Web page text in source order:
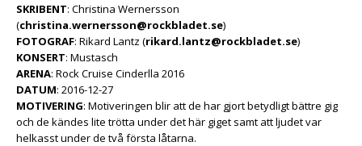
SKRIBENT: Christina Wernersson
(christina.wernersson@rockbladet.se)
FOTOGRAF: Rikard Lantz (rikard.lantz@rockbladet.se)
KONSERT: Mustasch
ARENA: Rock Cruise Cinderlla 2016
DATUM: 2016-12-27
MOTIVERING: Motiveringen blir att de har gjort betydligt bättre gig
och de kändes lite trötta under det här giget samt att ljudet var
helkasst under de två första låtarna.